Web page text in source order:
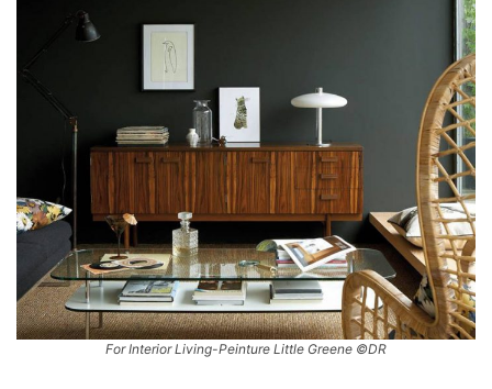
For Interior Living-Peinture Little Greene ©DR